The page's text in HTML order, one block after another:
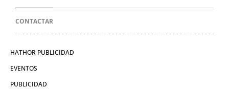
CONTACTAR
HATHOR PUBLICIDAD
EVENTOS
PUBLICIDAD